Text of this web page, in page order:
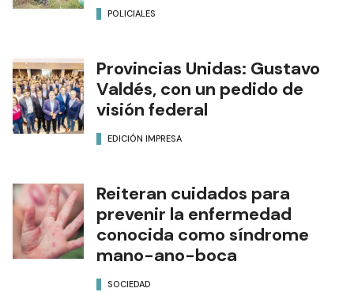
POLICIALES
Provincias Unidas: Gustavo
Valdés, con un pedido de
visión federal
EDICIÓN IMPRESA
Reiteran cuidados para
prevenir la enfermedad
conocida como síndrome
mano-ano-boca
SOCIEDAD